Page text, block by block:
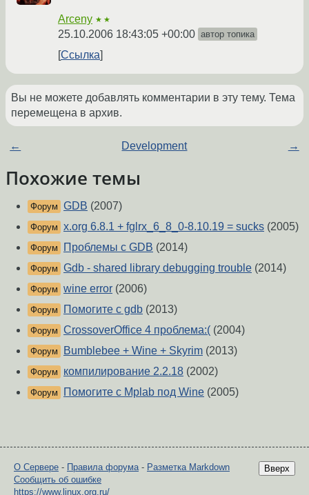
Arceny ★★
25.10.2006 18:43:05 +00:00 автор топика
Ссылка
Вы не можете добавлять комментарии в эту тему. Тема
перемещена в архив.
← Development →
Похожие темы
Форум GDB (2007)
Форум x.org 6.8.1 + fglrx_6_8_0-8.10.19 = sucks (2005)
Форум Проблемы с GDB (2014)
Форум Gdb - shared library debugging trouble (2014)
Форум wine error (2006)
Форум Помогите с gdb (2013)
Форум CrossoverOffice 4 проблема:( (2004)
Форум Bumblebee + Wine + Skyrim (2013)
Форум компилирование 2.2.18 (2002)
Форум Помогите с Mplab под Wine (2005)
Вверх
О Сервере - Правила форума- Разметка Markdown
Сообщить об ошибке
https://www.linux.org.ru/